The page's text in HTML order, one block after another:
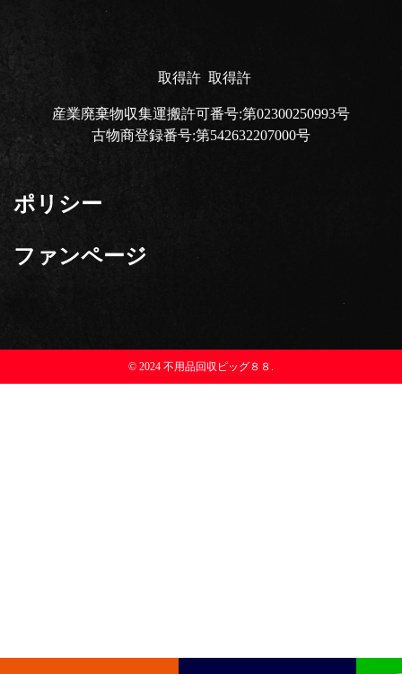
取得許 取得許
産業廃棄物収集運搬許可番号:第02300250993号
古物商登録番号:第542632207000号
ポリシー
ファンページ
© 2024 不用品回収ピッグ８８.